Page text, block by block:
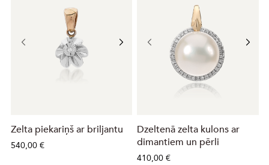
Zelta piekariņš ar briljantu
540,00 €
Dzeltenā zelta kulons ar
dimantiem un pērli
410,00 €